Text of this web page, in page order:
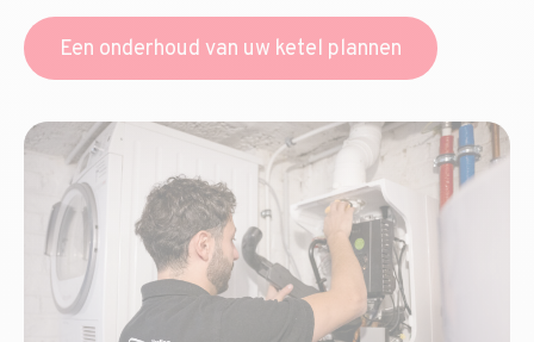
Een onderhoud van uw ketel plannen